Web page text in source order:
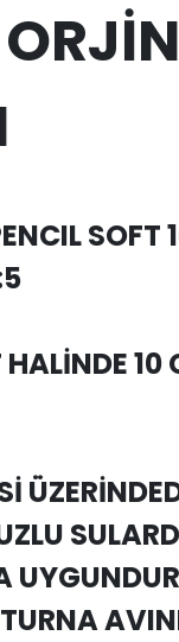
SOFT
10
TURNA